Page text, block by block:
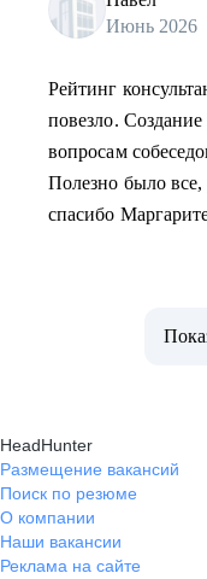
Июнь 2026
Рейтинг
повезло.
вопросам
Полезно было все,
спасибо
HeadHunter
Размещение вакансий
Поиск по резюме
О компании
Наши вакансии
Реклама на сайте